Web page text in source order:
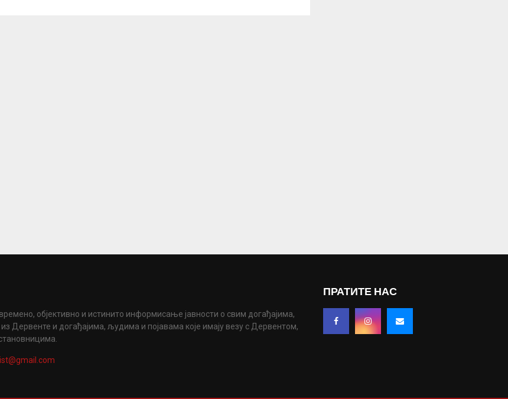
објективно и истинито информисање јавности о свим догађајима,
Дервенте и догађајима, људима и појавама које имају везу с Дервентом,
ПРАТИТЕ НАС